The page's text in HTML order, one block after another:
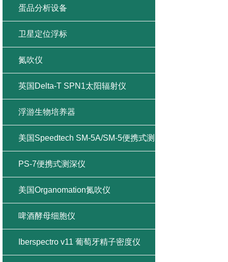
蛋品分析设备
卫星定位浮标
氮吹仪
英国Delta-T SPN1太阳辐射仪
浮游生物培养器
美国Speedtech SM-5A/SM-5便携式测
深仪
PS-7便携式测深仪
美国Organomation氮吹仪
啤酒酵母细胞仪
Iberspectro v11 葡萄牙精子密度仪